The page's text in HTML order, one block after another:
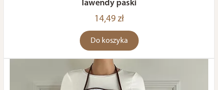
lawendy paski
14,49 zł
Do koszyka